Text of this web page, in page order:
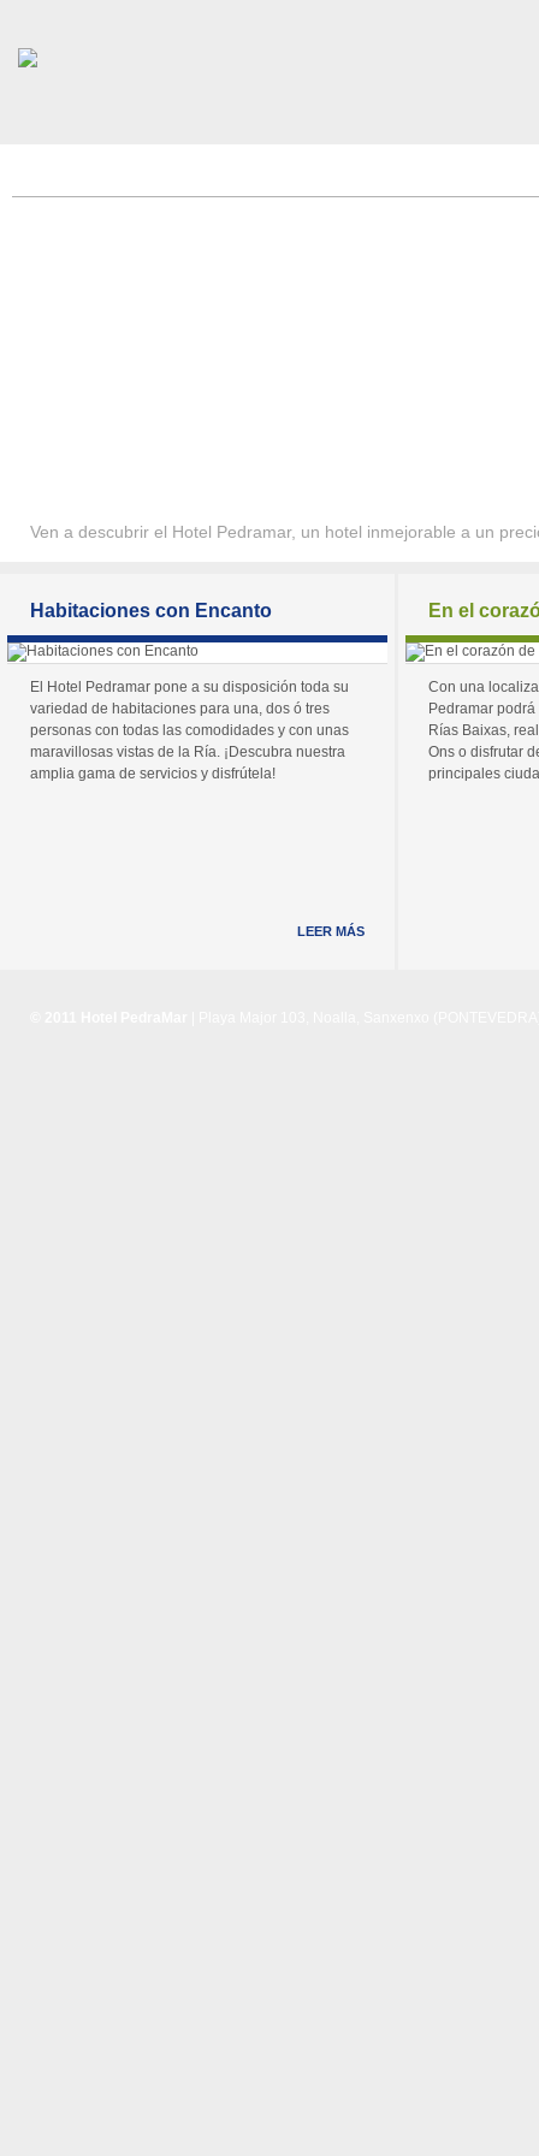
Ven a descubrir el Hotel Pedramar, un hotel inmejorable a un
Habitaciones con Encanto
El Hotel Pedramar pone a su disposición toda su
variedad de habitaciones para una, dos ó tres
personas con todas las comodidades y con unas
maravillosas vistas de la Ría. ¡Descubra nuestra
amplia gama de servicios y disfrútela!
LEER MÁS
En el
Con una
Pedramar
Rías Baixas,
Ons o disfrutar
principales